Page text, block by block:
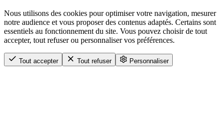
Nous utilisons des cookies pour optimiser votre navigation, mesurer
notre audience et vous proposer des contenus adaptés. Certains sont
essentiels au fonctionnement du site. Vous pouvez choisir de tout
accepter, tout refuser ou personnaliser vos préférences.
Tout accepter Tout refuser Personnaliser